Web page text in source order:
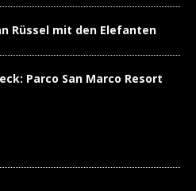
Rüssel mit den Elefanten
Parco San Marco Resort